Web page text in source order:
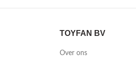
TOYFAN BV
Over ons